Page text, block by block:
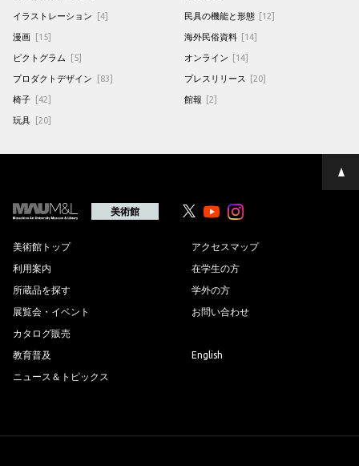
イラストレーション [4]
漫画 [15]
ピクトグラム [5]
プロダクトデザイン [83]
椅子 [42]
玩具 [20]
民具の機能と形態 [12]
海外民俗資料 [14]
オンライン [14]
プレスリリース [20]
館報 [2]
ペ
ー
美術館 YoutubeYoutube
美術館トップ
利用案内
所蔵品を探す
展覧会・イベント
カタログ販売
教育普及
ニュース＆トピックス
アクセスマップ
在学生の方
学外の方
お問い合わせ
English